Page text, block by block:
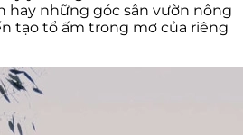
hay những góc sân vườn nông
tạo tổ ấm trong mơ của riêng